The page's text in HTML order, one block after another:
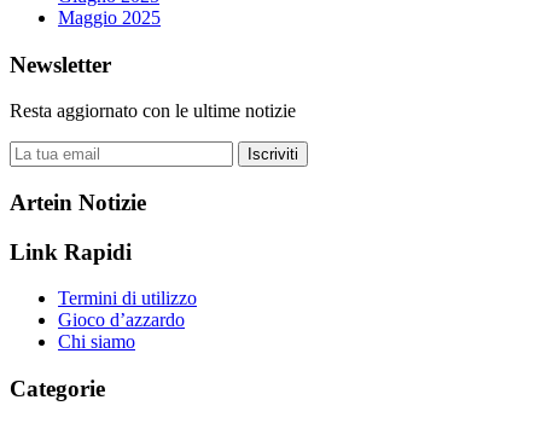
Maggio 2025
Newsletter
Resta aggiornato con le ultime notizie
Iscriviti
Artein Notizie
Link Rapidi
Termini di utilizzo
Gioco d’azzardo
Chi siamo
Categorie